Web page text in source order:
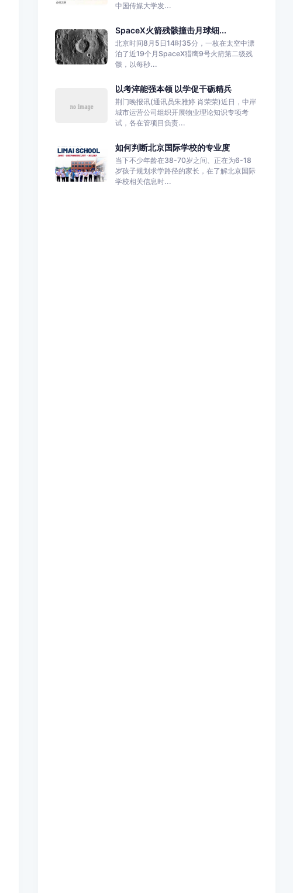
中国传媒大学发...
SpaceX火箭残骸撞击月球细...
北京时间8月5日14时35分，一枚在太空中漂
泊了近19个月SpaceX猎鹰9号火箭第二级残
骸，以每秒...
以考淬能强本领 以学促干砺精兵
荆门晚报讯(通讯员朱雅婷 肖荣荣)近日，中岸
城市运营公司组织开展物业理论知识专项考
试，各在管项目负责...
如何判断北京国际学校的专业度
当下不少年龄在38-70岁之间、正在为6-18
岁孩子规划求学路径的家长，在了解北京国际
学校相关信息时...